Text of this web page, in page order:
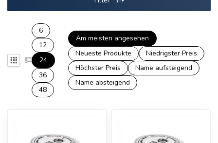
6
12
24
36
48
Am meisten angesehen
Neueste Produkte
Niedrigster Preis
Höchster Preis
Name aufsteigend
Name absteigend